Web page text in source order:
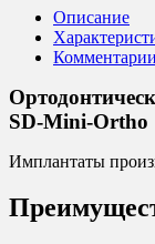
Описание
Комментарии
SD-Mini-Ortho
Имплантаты